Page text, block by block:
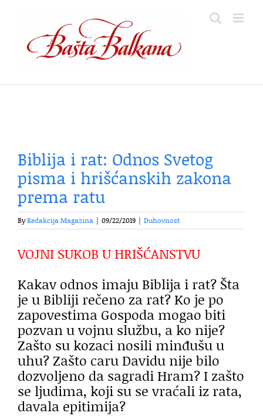
content
Biblija i rat: Odnos Svetog
pisma i hrišćanskih zakona
prema ratu
ByRedakcija Magazina 09/22/2019 Duhovnost
VOJNI SUKOB U HRIŠĆANSTVU
Kakav odnos imaju Biblija i rat? Šta
je u Bibliji rečeno za rat? Ko je po
zapovestima Gospoda mogao biti
pozvan u vojnu službu, a ko nije?
Zašto su kozaci nosili minđušu u
uhu? Zašto caru Davidu nije bilo
dozvoljeno da sagradi Hram? I zašto
se ljudima, koji su se vraćali iz rata,
davala epitimija?